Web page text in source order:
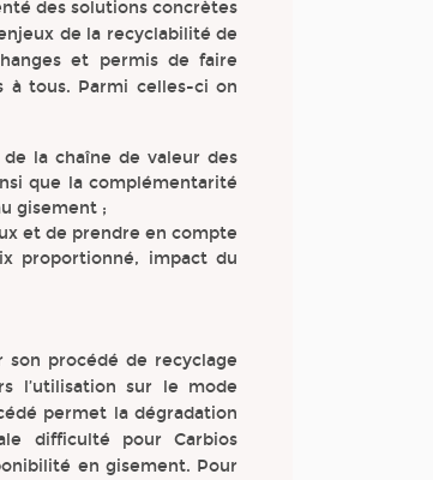
des solutions concrètes
de la recyclabilité de
et permis de faire
à tous. Parmi celles-ci on
la chaîne de valeur des
que la complémentarité
gisement ;
et de prendre en compte
proportionné, impact du
son procédé de recyclage
l’utilisation sur le mode
permet la dégradation
difficulté pour Carbios
en gisement. Pour